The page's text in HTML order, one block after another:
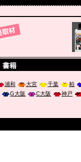
書籍
浦和 大宮 千葉 柏
G大阪 C大阪 神戸